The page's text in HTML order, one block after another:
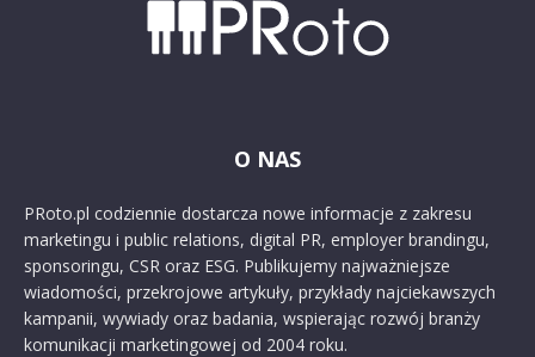
O NAS
PRoto.pl codziennie dostarcza nowe informacje z zakresu
marketingu i public relations, digital PR, employer brandingu,
sponsoringu, CSR oraz ESG. Publikujemy najważniejsze
wiadomości, przekrojowe artykuły, przykłady najciekawszych
kampanii, wywiady oraz badania, wspierając rozwój branży
komunikacji marketingowej od 2004 roku.